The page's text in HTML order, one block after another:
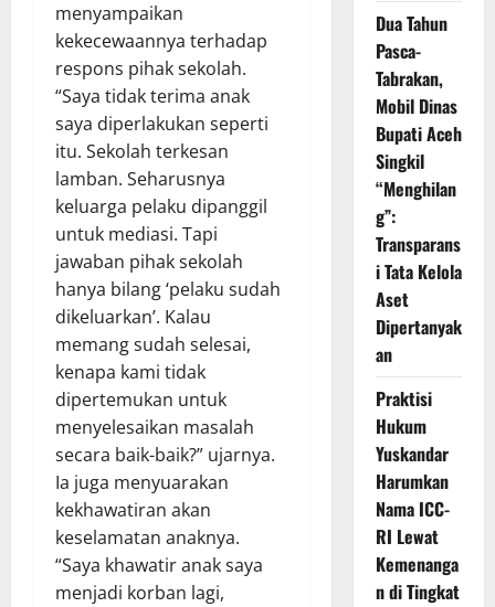
menyampaikan
kekecewaannya terhadap
respons pihak sekolah.
“Saya tidak terima anak
saya diperlakukan seperti
itu. Sekolah terkesan
lamban. Seharusnya
keluarga pelaku dipanggil
untuk mediasi. Tapi
jawaban pihak sekolah
hanya bilang ‘pelaku sudah
dikeluarkan’. Kalau
memang sudah selesai,
kenapa kami tidak
dipertemukan untuk
menyelesaikan masalah
secara baik-baik?” ujarnya.
Ia juga menyuarakan
kekhawatiran akan
keselamatan anaknya.
“Saya khawatir anak saya
menjadi korban lagi,
Dua Tahun
Pasca-
Tabrakan,
Mobil Dinas
Bupati Aceh
Singkil
“Menghilan
g”:
Transparans
i Tata Kelola
Aset
Dipertanyak
an
Praktisi
Hukum
Yuskandar
Harumkan
Nama ICC-
RI Lewat
Kemenanga
n di Tingkat